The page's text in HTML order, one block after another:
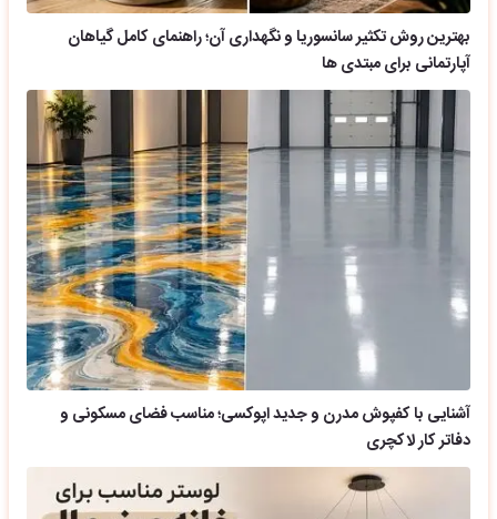
بهترین روش تکثیر سانسوریا و نگهداری آن؛ راهنمای کامل گیاهان
آپارتمانی برای مبتدی ها
آشنایی با کفپوش مدرن و جدید اپوکسی؛ مناسب فضای مسکونی و
دفاتر کار لاکچری